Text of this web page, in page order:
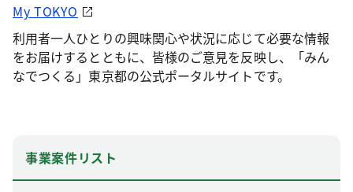
My TOKYO
利用者一人ひとりの興味関心や状況に応じて必要な情報
をお届けするとともに、皆様のご意見を反映し、「みん
なでつくる」東京都の公式ポータルサイトです。
事業案件リスト